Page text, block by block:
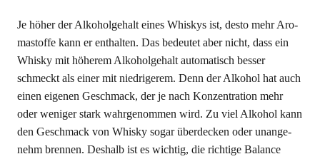
Je höher der Alko­hol­ge­halt eines Whis­kys ist, des­to mehr Aro­
ma­stof­fe kann er ent­hal­ten. Das bedeu­tet aber nicht, dass ein
Whis­ky mit höhe­rem Alko­hol­ge­halt auto­ma­tisch bes­ser
schmeckt als einer mit nied­ri­ge­rem. Denn der Alko­hol hat auch
einen eige­nen Geschmack, der je nach Kon­zen­tra­ti­on mehr
oder weni­ger stark wahr­ge­nom­men wird. Zu viel Alko­hol kann
den Geschmack von Whis­ky sogar über­de­cken oder unan­ge­
nehm bren­nen. Des­halb ist es wich­tig, die rich­ti­ge Balan­ce